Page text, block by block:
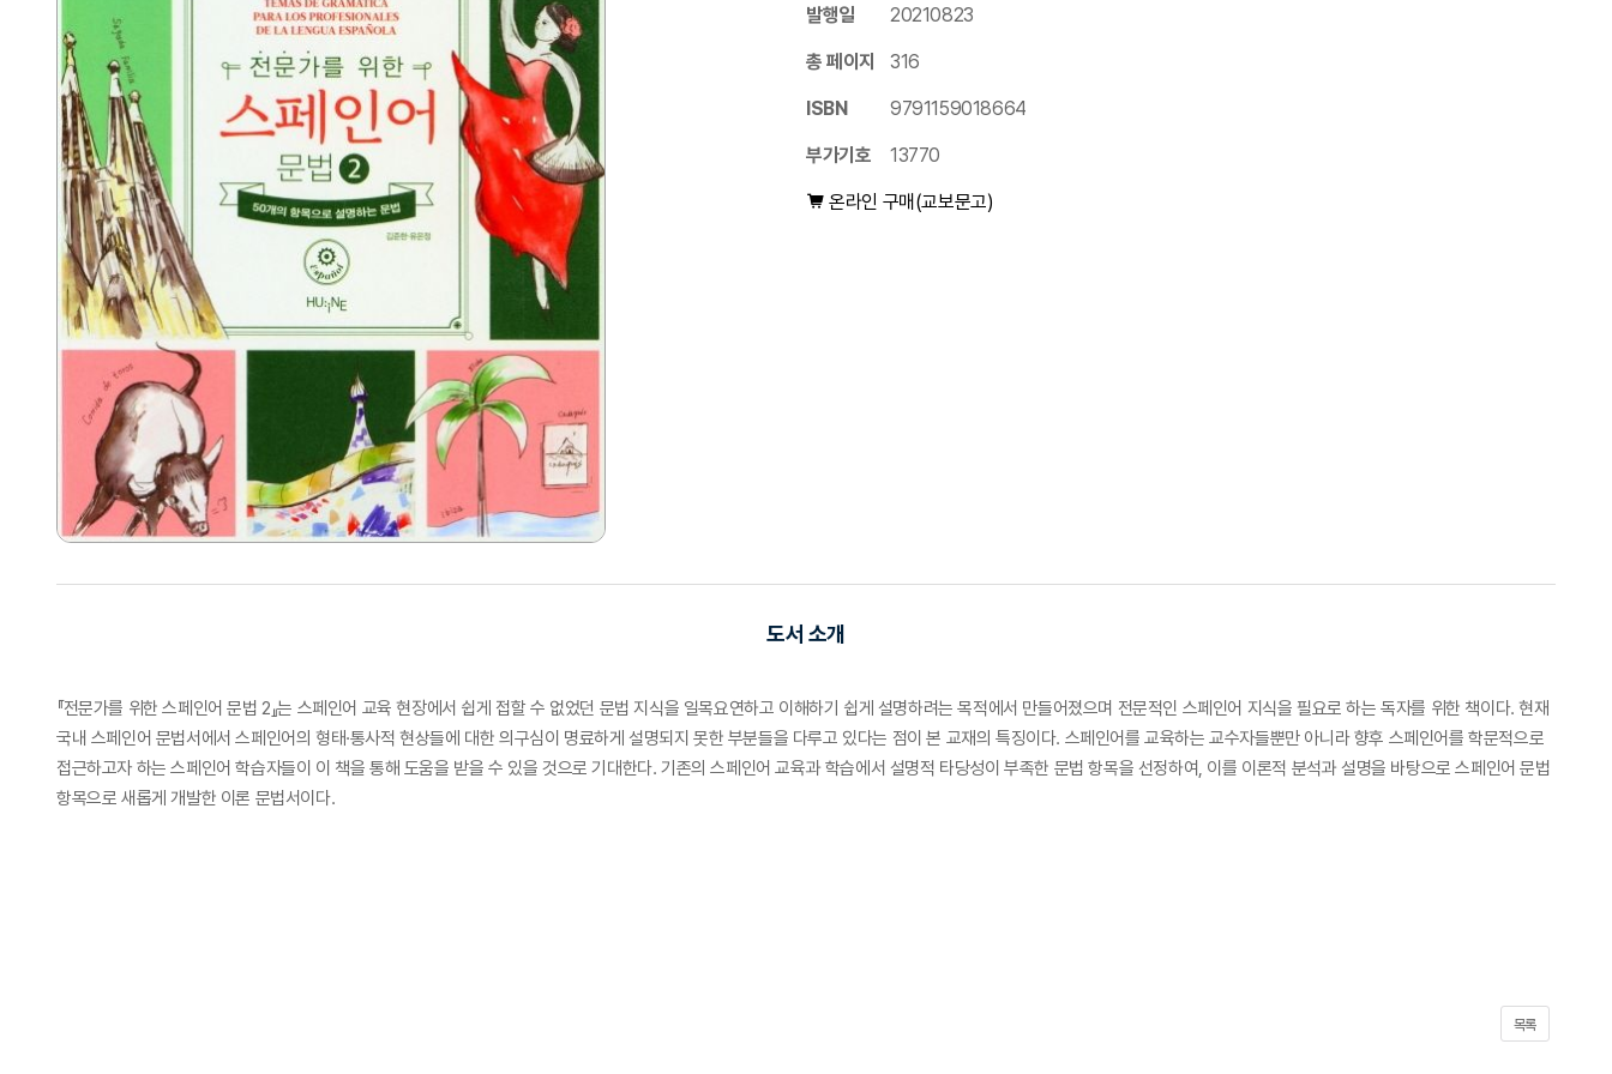
발행일 20210823
총 페이지 316
ISBN 9791159018664
부가기호 13770
온라인 구매(교보문고)
도서 소개
『전문가를 위한 스페인어 문법 2』는 스페인어 교육 현장에서 쉽게 접할 수 없었던 문법 지식을 일목요연하고 이해하기 쉽게 설명하려는 목적에서 만들어졌으며 전문적인 스페인어 지식을 필요로 하는 독자를 위한 책이다. 현재
국내 스페인어 문법서에서 스페인어의 형태·통사적 현상들에 대한 의구심이 명료하게 설명되지 못한 부분들을 다루고 있다는 점이 본 교재의 특징이다. 스페인어를 교육하는 교수자들뿐만 아니라 향후 스페인어를 학문적으로
접근하고자 하는 스페인어 학습자들이 이 책을 통해 도움을 받을 수 있을 것으로 기대한다. 기존의 스페인어 교육과 학습에서 설명적 타당성이 부족한 문법 항목을 선정하여, 이를 이론적 분석과 설명을 바탕으로 스페인어 문법
항목으로 새롭게 개발한 이론 문법서이다.
목록